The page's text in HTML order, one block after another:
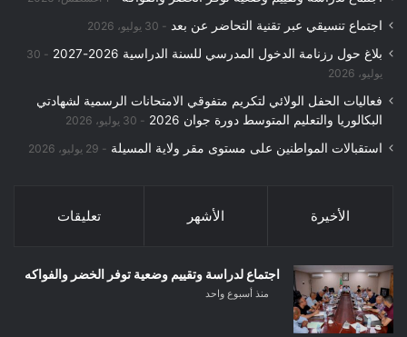
اجتماع تنسيقي عبر تقنية التحاضر عن بعد 30 يوليو، 2026
بلاغ حول رزنامة الدخول المدرسي للسنة الدراسية 2026-2027
30
يوليو، 2026
فعاليات الحفل الولائي لتكريم متفوقي الامتحانات الرسمية لشهادتي
البكالوريا والتعليم المتوسط دورة جوان 2026
30 يوليو، 2026
استقبالات المواطنين على مستوى مقر ولاية المسيلة 29 يوليو، 2026
الأخيرة الأشهر تعليقات
اجتماع لدراسة وتقييم وضعية توفر الخضر والفواكه
منذ أسبوع واحد